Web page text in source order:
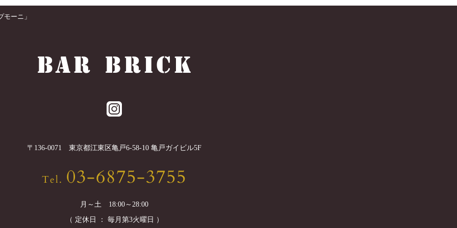
ーニ」
〒 136-0071 東京都江東区亀戸6-58-10 亀戸ガイビル5F
Tel. 03-6875-3755
月～土 18:00～28:00
（ 定休日 ： 毎月第3火曜日 ）